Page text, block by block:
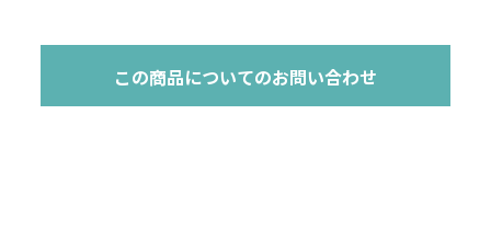
この商品についてのお問い合わせ